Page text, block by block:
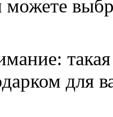
можете
для